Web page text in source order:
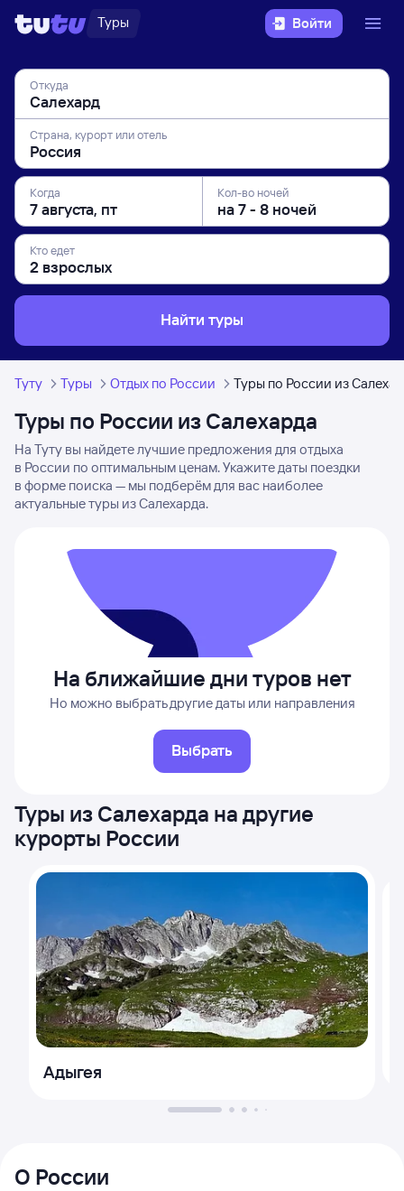
Туры Войти
Откуда
Страна, курорт или отель
Когда Кол-во ночей
Кто едет
Найти туры
Туту Туры Отдых по России Туры по России из
Туры по России из Салехарда
На Туту вы найдете лучшие предложения для отдыха
в России по оптимальным ценам. Укажите даты поездки
в форме поиска — мы подберём для вас наиболее
актуальные туры из Салехарда.
На ближайшие дни туров нет
Но можно выбрать другие даты или направления
Выбрать
Туры из Салехарда на другие
курорты России
Адыгея
О России